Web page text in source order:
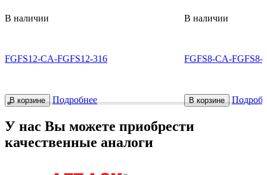
В наличии
FGFS12-CA-FGFS12-316
В корзине Подробнее
В наличии
FGFS8-CA-FGFS8-
В корзине
У нас Вы можете приобрести
качественные аналоги